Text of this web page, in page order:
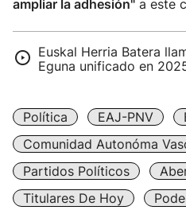
ampliar la adhesión" a este
Euskal Herria Batera
Eguna unificado en
Política EAJ-PNV
Comunidad Autonóma
Partidos Políticos
Titulares De Hoy